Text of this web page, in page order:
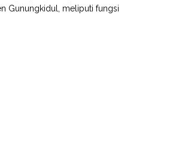
Gunungkidul, meliputi fungsi